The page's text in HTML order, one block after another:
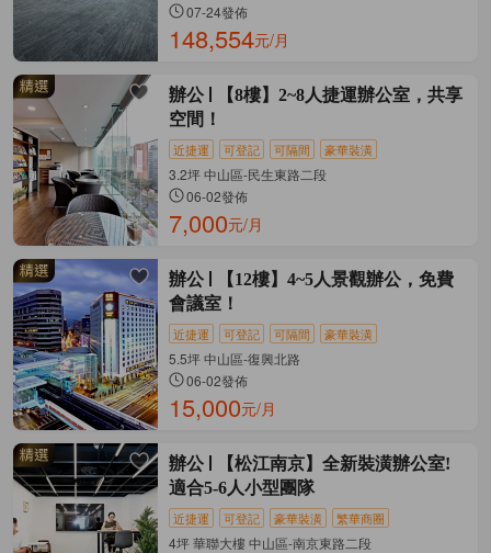
07-24發佈
148,554元/月
辦公
【8樓】2~8人捷運辦公室，共享
空間！
近捷運 可登記 可隔間 豪華裝潢
3.2坪 中山區-民生東路二段
06-02發佈
7,000元/月
辦公
【12樓】4~5人景觀辦公，免費
會議室！
近捷運 可登記 可隔間 豪華裝潢
5.5坪 中山區-復興北路
06-02發佈
15,000元/月
辦公
【松江南京】全新裝潢辦公室!
適合5-6人小型團隊
近捷運 可登記 豪華裝潢 繁華商圈
4坪 華聯大樓 中山區-南京東路二段